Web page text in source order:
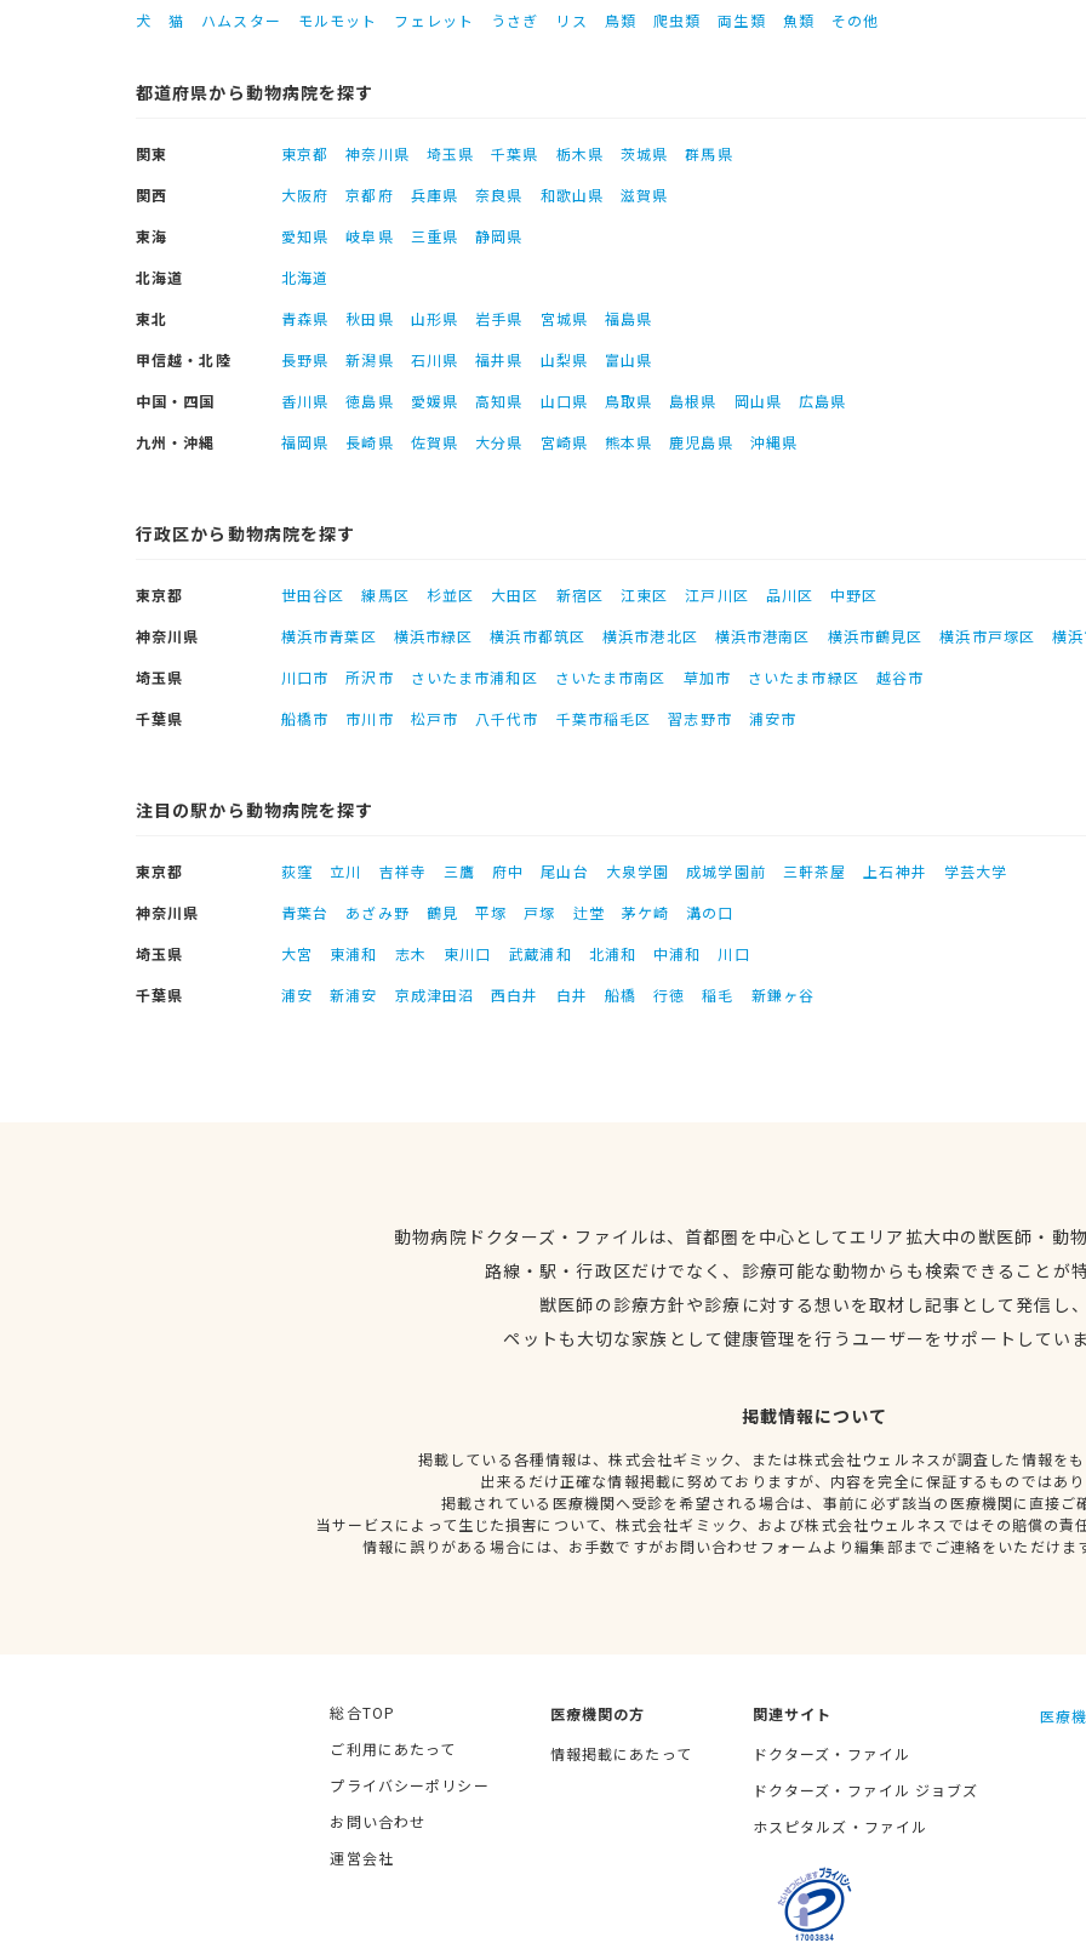
犬 猫 ハムスター モルモット フェレット うさぎ リス 鳥類 爬虫類 両生類 魚類 その他
都道府県から動物病院を探す
関東 東京都 神奈川県 埼玉県 千葉県 栃木県 茨城県
群馬県
関西
大阪府 京都府 兵庫県 奈良県 和歌山県
滋賀県
東海
愛知県 岐阜県 三重県
静岡県
北海道
北海道
東北
青森県 秋田県 山形県 岩手県 宮城県
福島県
甲信越・北陸
長野県 新潟県 石川県 福井県 山梨県
富山県
中国・四国
香川県 徳島県 愛媛県 高知県 山口県 鳥取県 島根県 岡山県
広島県
九州・沖縄
福岡県 長崎県 佐賀県 大分県 宮崎県 熊本県 鹿児島県 沖縄県
行政区から動物病院を探す
東京都 世田谷区 練馬区 杉並区 大田区 新宿区 江東区 江戸川区 品川区
中野区
神奈川県
横浜市青葉区 横浜市緑区 横浜市都筑区 横浜市港北区 横浜市港南区 横浜市鶴見区 横浜市戸塚区
横
埼玉県
川口市 所沢市 さいたま市浦和区 さいたま市南区 草加市 さいたま市緑区
越谷市
千葉県
船橋市 市川市 松戸市 八千代市 千葉市稲毛区 習志野市 浦安市
注目の駅から動物病院を探す
東京都 荻窪 立川 吉祥寺 三鷹 府中 尾山台 大泉学園 成城学園前 三軒茶屋 上石神井
学芸大学
神奈川県
青葉台 あざみ野 鶴見 平塚 戸塚 辻堂 茅ケ崎
溝の口
埼玉県
大宮 東浦和 志木 東川口 武蔵浦和 北浦和 中浦和
川口
千葉県
浦安 新浦安 京成津田沼 西白井 白井 船橋 行徳 稲毛 新鎌ヶ谷
動物病院ドクターズ・ファイルは、首都圏を中心としてエリア拡大中の獣医師・動
路線・駅・行政区だけでなく、診療可能な動物からも検索できることが
獣医師の診療方針や診療に対する想いを取材し記事として発信し
ペットも大切な家族として健康管理を行うユーザーをサポートしてい
掲載情報について
掲載している各種情報は、株式会社ギミック、または株式会社ウェルネスが調査した情報を
出来るだけ正確な情報掲載に努めておりますが、内容を完全に保証するものではあ
掲載されている医療機関へ受診を希望される場合は、事前に必ず該当の医療機関に直接ご
当サービスによって生じた損害について、株式会社ギミック、および株式会社ウェルネスではその賠償の責
情報に誤りがある場合には、お手数ですがお問い合わせフォームより編集部までご連絡をいただけま
総合TOP
ご利用にあたって
プライバシーポリシー
お問い合わせ
運営会社
医療機関の方
情報掲載にあたって
関連サイト
ドクターズ・ファイル
ドクターズ・ファイル ジョブズ
ホスピタルズ・ファイル
医療